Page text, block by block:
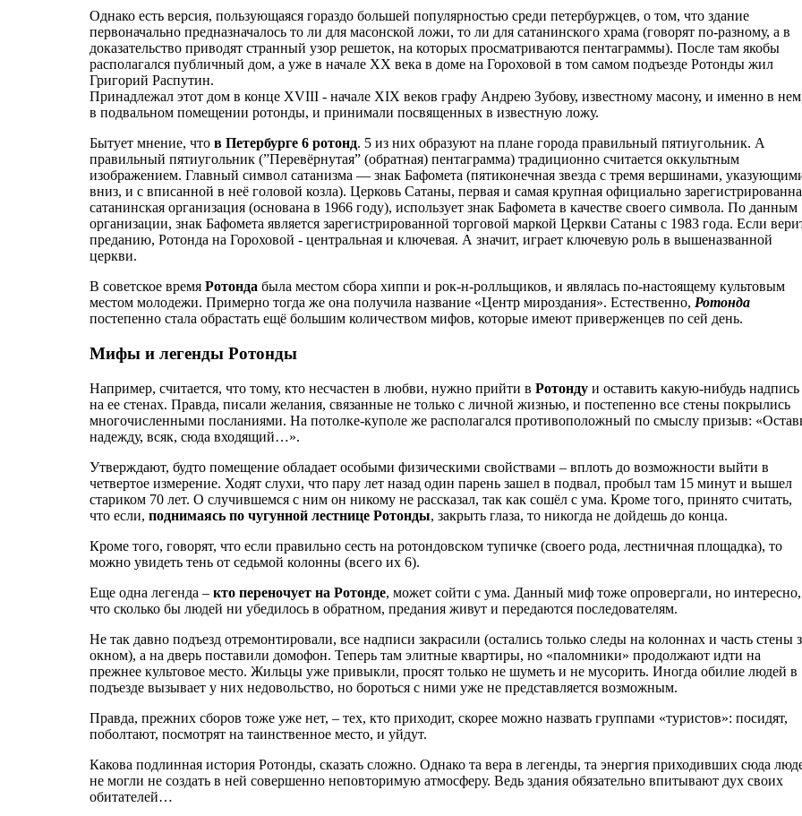
Однако есть версия, пользующаяся гораздо большей популярностью среди петербуржцев, о том, что здание
первоначально предназначалось то ли для масонской ложи, то ли для сатанинского храма (говорят по-разному, а в
доказательство приводят странный узор решеток, на которых просматриваются пентаграммы). После там якобы
располагался публичный дом, а уже в начале XX века в доме на Гороховой в том самом подъезде Ротонды жил
Григорий Распутин.
Принадлежал этот дом в конце XVIII - начале XIX веков графу Андрею Зубову, известному масону, и именно в
в подвальном помещении ротонды, и принимали посвященных в известную ложу.
Бытует мнение, что в Петербурге 6 ротонд. 5 из них образуют на плане города правильный пятиугольник. А
правильный пятиугольник (”Перевёрнутая” (обратная) пентаграмма) традиционно считается оккультным
изображением. Главный символ сатанизма — знак Бафомета (пятиконечная звезда с тремя вершинами,
вниз, и с вписанной в неё головой козла). Церковь Сатаны, первая и самая крупная официально
сатанинская организация (основана в 1966 году), использует знак Бафомета в качестве своего символа. По данным
организации, знак Бафомета является зарегистрированной торговой маркой Церкви Сатаны с 1983 года. Если
преданию, Ротонда на Гороховой - центральная и ключевая. А значит, играет ключевую роль в вышеназванной
церкви.
В советское время Ротонда была местом сбора хиппи и рок-н-ролльщиков, и являлась по-настоящему культовым
местом молодежи. Примерно тогда же она получила название «Центр мироздания». Естественно, Ротонда
постепенно стала обрастать ещё большим количеством мифов, которые имеют приверженцев по сей день.
Мифы и легенды Ротонды
Например, считается, что тому, кто несчастен в любви, нужно прийти в Ротонду и оставить какую-нибудь надпись
на ее стенах. Правда, писали желания, связанные не только с личной жизнью, и постепенно все стены покрылись
многочисленными посланиями. На потолке-куполе же располагался противоположный по смыслу призыв:
надежду, всяк, сюда входящий…».
Утверждают, будто помещение обладает особыми физическими свойствами – вплоть до возможности выйти в
четвертое измерение. Ходят слухи, что пару лет назад один парень зашел в подвал, пробыл там 15 минут и вышел
стариком 70 лет. О случившемся с ним он никому не рассказал, так как сошёл с ума. Кроме того, принято считать,
что если, поднимаясь по чугунной лестнице Ротонды, закрыть глаза, то никогда не дойдешь до конца.
Кроме того, говорят, что если правильно сесть на ротондовском тупичке (своего рода, лестничная площадка), то
можно увидеть тень от седьмой колонны (всего их 6).
Еще одна легенда – кто переночует на Ротонде, может сойти с ума. Данный миф тоже опровергали, но интересно,
что сколько бы людей ни убедилось в обратном, предания живут и передаются последователям.
Не так давно подъезд отремонтировали, все надписи закрасили (остались только следы на колоннах и часть стены
окном), а на дверь поставили домофон. Теперь там элитные квартиры, но «паломники» продолжают идти на
прежнее культовое место. Жильцы уже привыкли, просят только не шуметь и не мусорить. Иногда обилие людей в
подъезде вызывает у них недовольство, но бороться с ними уже не представляется возможным.
Правда, прежних сборов тоже уже нет, – тех, кто приходит, скорее можно назвать группами «туристов»: посидят,
поболтают, посмотрят на таинственное место, и уйдут.
Какова подлинная история Ротонды, сказать сложно. Однако та вера в легенды, та энергия приходивших сюда
не могли не создать в ней совершенно неповторимую атмосферу. Ведь здания обязательно впитывают дух своих
обитателей…